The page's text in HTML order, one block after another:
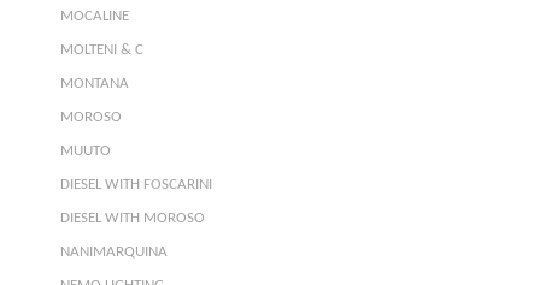
MOCALINE
MOLTENI & C
MONTANA
MOROSO
MUUTO
DIESEL WITH FOSCARINI
DIESEL WITH MOROSO
NANIMARQUINA